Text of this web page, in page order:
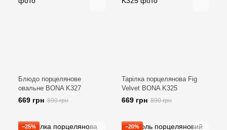
Блюдо порцелянове
овальне BONA K327
669 грн 890 грн
Тарілка порцелянова Fig
Velvet BONA K325
669 грн 890 грн
−25% −20%